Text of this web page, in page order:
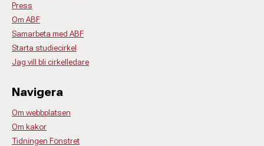
Press
Om ABF
Samarbeta med ABF
Starta studiecirkel
Jag vill bli cirkelledare
Navigera
Om webbplatsen
Om kakor
Tidningen Fönstret